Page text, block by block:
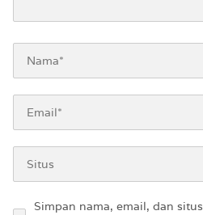
Simpan nama, email, dan